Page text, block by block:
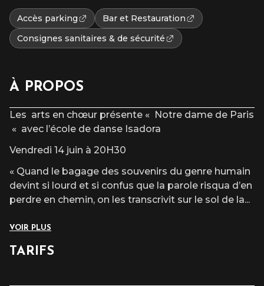
Accès parking
Bar et Restauration
Consignes sanitaires & de sécurité
À PROPOS
Les arts en chœur présente « Notre dame de Paris
« avec l’école de danse Isadora
Vendredi 14 juin à 20H30
« Quand le bagage des souvenirs du genre humain
devint si lourd et si confus que la parole risqua d’en
perdre en chemin, on les transcrivit sur le sol de la...
VOIR PLUS
TARIFS